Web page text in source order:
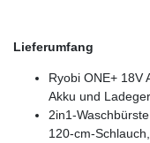
Lieferumfang
Ryobi ONE+ 18V
Akku und
2in1-
120-cm-